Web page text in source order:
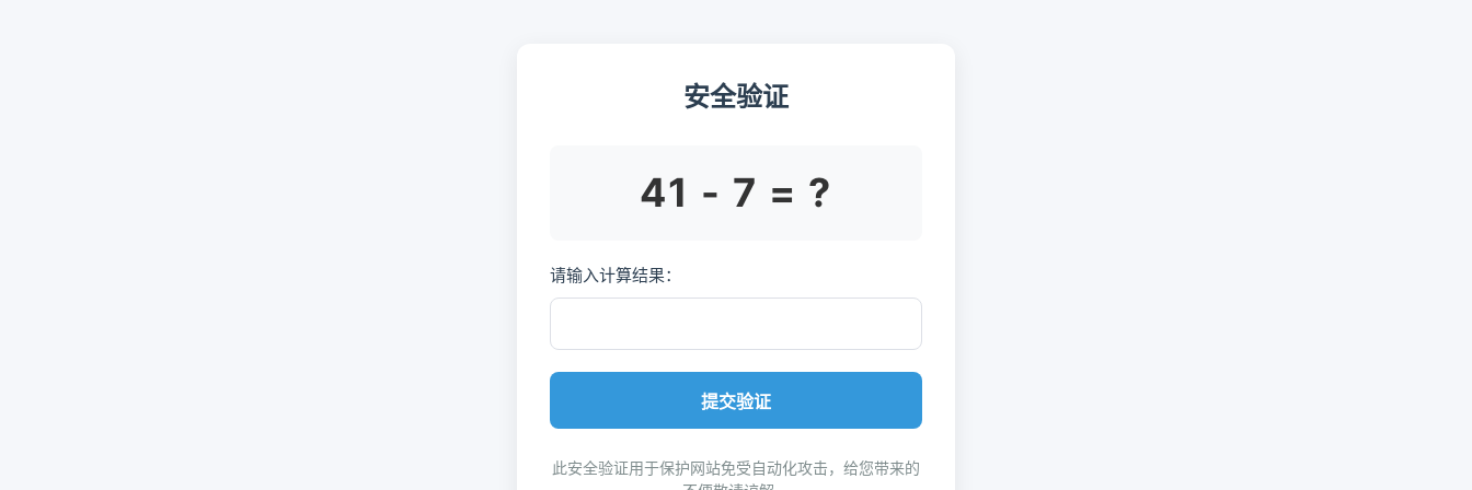
安全验证
41 - 7 = ?
请输入计算结果：
提交验证
此安全验证用于保护网站免受自动化攻击，给您带来的